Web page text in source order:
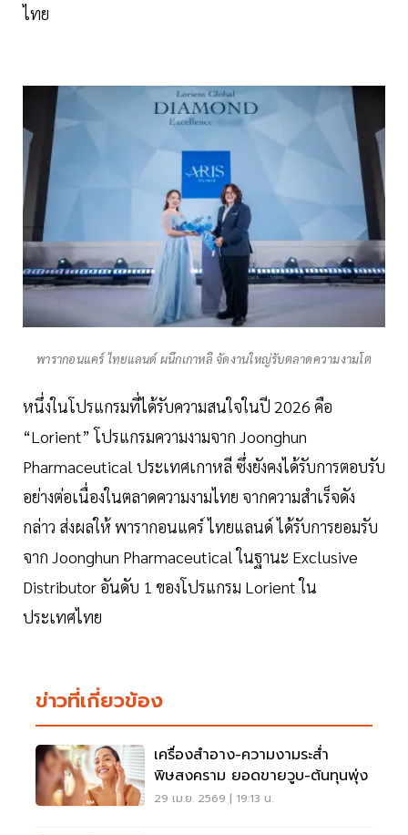
ไทย
พารากอนแคร์ ไทยแลนด์ ผนึกเกาหลี จัดงานใหญ่รับตลาดความงามโต
หนึ่งในโปรแกรมที่ได้รับความสนใจในปี 2026 คือ
“Lorient” โปรแกรมความงามจาก Joonghun
Pharmaceutical ประเทศเกาหลี ซึ่งยังคงได้รับการตอบรับ
อย่างต่อเนื่องในตลาดความงามไทย จากความสำเร็จดัง
กล่าว ส่งผลให้ พารากอนแคร์ ไทยแลนด์ ได้รับการยอมรับ
จาก Joonghun Pharmaceutical ในฐานะ Exclusive
Distributor อันดับ 1 ของโปรแกรม Lorient ใน
ประเทศไทย
ข่าวที่เกี่ยวข้อง
เครื่องสำอาง-ความงามระส่ำ
พิษสงคราม ยอดขายวูบ-ต้นทุนพุ่ง
29 เม.ย. 2569 | 19:13 น.